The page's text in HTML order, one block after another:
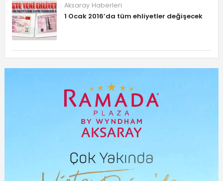
Aksaray Haberleri
1 Ocak 2016’da tüm ehliyetler değişecek